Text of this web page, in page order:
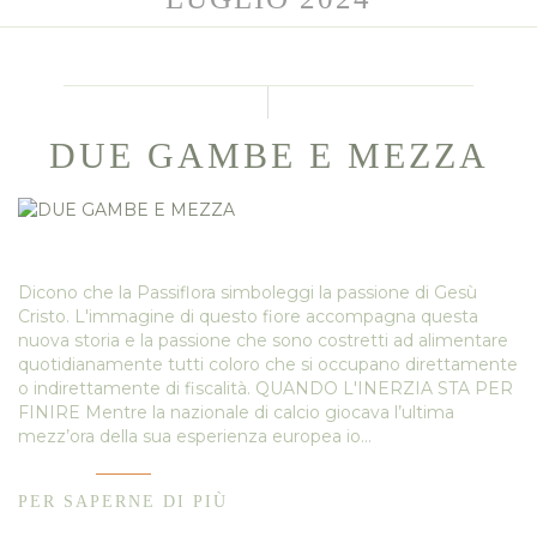
DUE GAMBE E MEZZA
Dicono che la Passiflora simboleggi la passione di Gesù
Cristo. L'immagine di questo fiore accompagna questa
nuova storia e la passione che sono costretti ad alimentare
quotidianamente tutti coloro che si occupano direttamente
o indirettamente di fiscalità. QUANDO L'INERZIA STA PER
FINIRE Mentre la nazionale di calcio giocava l’ultima
mezz’ora della sua esperienza europea io…
PER SAPERNE DI PIÙ